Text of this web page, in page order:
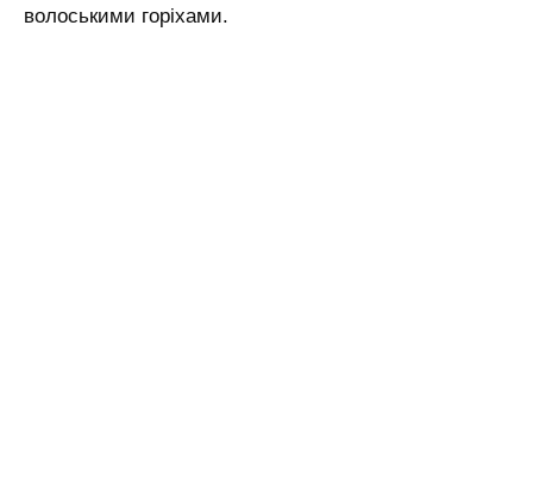
волоськими горіхами.